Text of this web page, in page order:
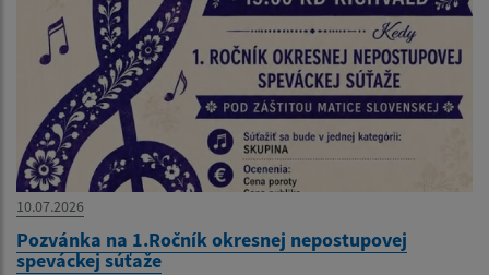
10.07.2026
Pozvánka na 1.Ročník okresnej nepostupovej
speváckej súťaže